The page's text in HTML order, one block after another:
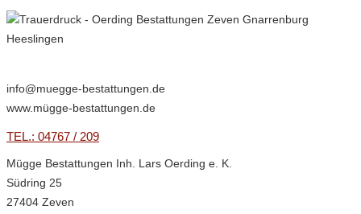
info@muegge-bestattungen.de
www.mügge-bestattungen.de
TEL.: 04767 / 209
Mügge Bestattungen Inh. Lars Oerding e. K.
Südring 25
27404 Zeven